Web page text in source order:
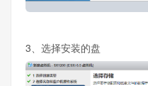
3、选择安装的盘